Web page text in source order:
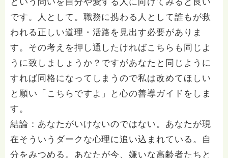
です。人として。職務に携わる人として誰もが救
われる正しい道理・活路を見出す必要がありま
す。その考えを押し通したければこちらも同じよ
うに致しましょうか？ですがあなたと同じように
すれば同格になってしまうので私は改めてほしい
と願い「こちらですよ」と心の善導ガイドをしま
す。
結論：あなたがいけないのではない。あなたが現
在そういうダークな心理に追い込まれている。自
分をみつめる。あなたが今、嫌いな高齢者たちと